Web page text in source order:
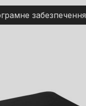
забезпечення